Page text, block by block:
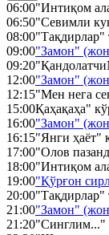
06:00"Интиқом
06:50"Севимли
08:00"Тақдирлар"
09:00"Замон"
09:20
12:00"Замон"
12:15"Мен нега
15:00Қаҳақаҳа"
16:00"Замон"
16:15"Янги ҳаёт"
17:00"Олов
18:00"Интиқом
19:00"Қўрғон
20:00"Тақдирлар"
21:00"Замон"
21:20"Синглим..."